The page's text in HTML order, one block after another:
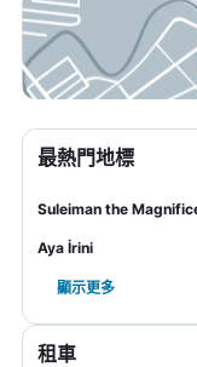
最熱門地標
Suleiman the
Aya İrini
顯示更多
租車